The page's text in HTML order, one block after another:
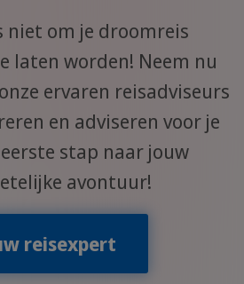
niet om je droomreis
laten worden! Neem nu
ervaren reisadviseurs
en adviseren voor je
stap naar jouw
avontuur!
reisexpert